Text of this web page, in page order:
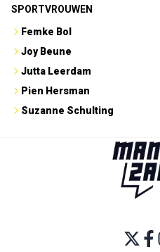
SPORTVROUWEN
Femke Bol
Joy Beune
Jutta Leerdam
Pien Hersman
Suzanne Schulting